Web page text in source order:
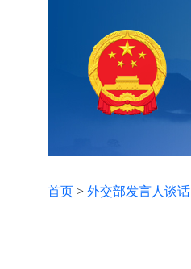
首页 > 外交部发言人谈话